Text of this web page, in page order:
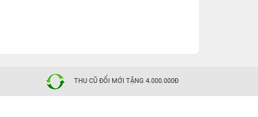
THU CŨ ĐỔI MỚI TẶNG 4.000.000Đ